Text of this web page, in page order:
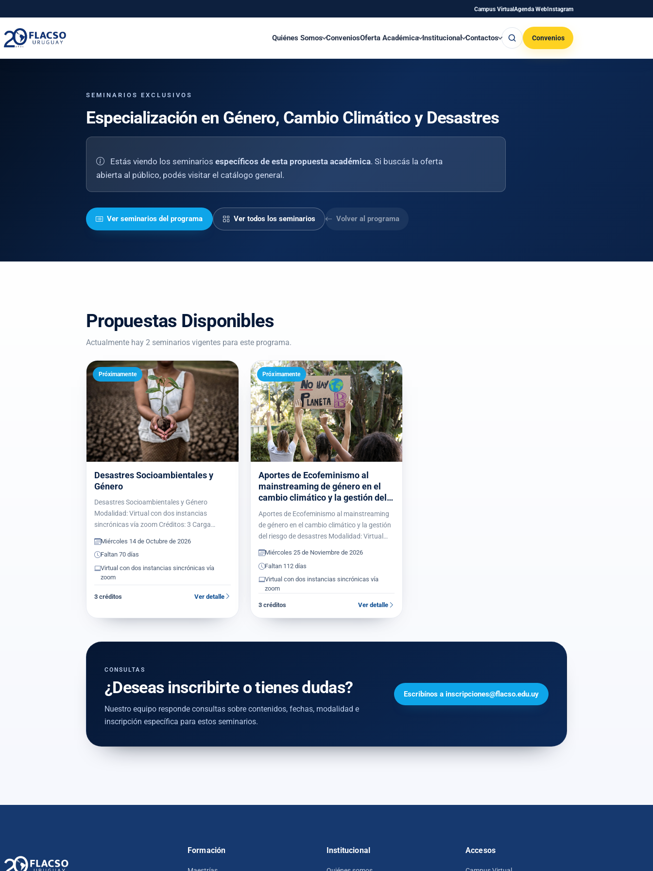
al
contenido
principal
al
contenido
Campus VirtualAgenda WebInstagram
Quiénes Somos ConveniosOferta Académica Institucional Contactos Buscar Convenios
SEMINARIOS EXCLUSIVOS
Especialización en Género, Cambio Climático y Desastres
Estás viendo los seminariosespecíficos de esta propuesta académica. Si buscás la oferta
abierta al público, podés visitar el catálogo general.
Ver seminarios del programa Ver todos los seminarios Volver al programa
Propuestas Disponibles
Actualmente hay 2 seminarios vigentes para este programa.
Próximamente
Desastres Socioambientales y
Género
Desastres Socioambientales y Género
Modalidad: Virtual con dos instancias
sincrónicas vía zoom Créditos: 3 Carga
2026-11-03 Acredita maestría: Sí Acredita
doctorado: Sí Presentación Este…
Miércoles 14 de Octubre de 2026
Faltan 70 días
Virtual con dos instancias sincrónicas vía
zoom
3 créditos Ver detalle
Próximamente
Aportes de Ecofeminismo al
mainstreaming de género en el
cambio climático y la gestión del
riesgo de desastres
Aportes de Ecofeminismo al mainstreaming
de género en el cambio climático y la gestión
del riesgo de desastres Modalidad: Virtual
con dos instancias sincrónicas vía zoom
Créditos: 3 Carga horaria:…
Miércoles 25 de Noviembre de 2026
Faltan 112 días
Virtual con dos instancias sincrónicas vía
zoom
3 créditos Ver detalle
CONSULTAS
¿Deseas inscribirte o tienes dudas?
Nuestro equipo responde consultas sobre contenidos, fechas, modalidad e
inscripción específica para estos seminarios.
Escribínos a inscripciones@flacso.edu.uy
Formación Institucional Accesos